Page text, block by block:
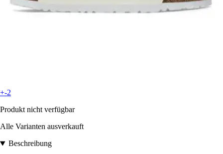
+-2
Produkt nicht verfügbar
Alle Varianten ausverkauft
Beschreibung